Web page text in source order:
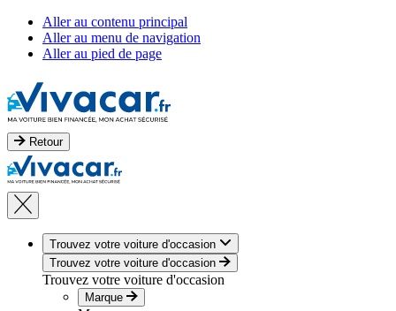
Aller au contenu principal
Aller au menu de navigation
Aller au pied de page
Retour
Trouvez votre voiture d'occasion
Trouvez votre voiture d'occasion
Trouvez votre voiture d'occasion
Marque